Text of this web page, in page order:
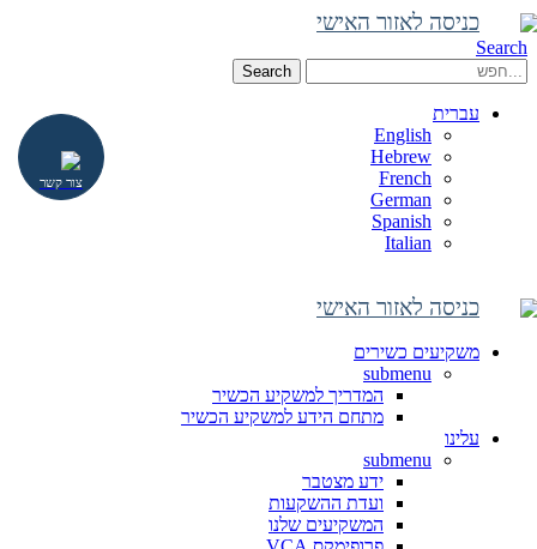
כניסה לאזור האישי
Search
Search
עברית
English
Hebrew
French
German
Spanish
Italian
כניסה לאזור האישי
משקיעים כשירים
submenu
המדריך למשקיע הכשיר
מתחם הידע למשקיע הכשיר
עלינו
submenu
ידע מצטבר
ועדת ההשקעות
המשקיעים שלנו
צור קשר